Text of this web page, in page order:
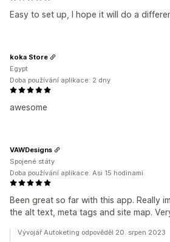
Easy to set up, I hope it will do a
awesome
koka Store
Egypt
Doba používání aplikace: 2 dny
Been great so far with this app. Really
the alt text, meta tags and site map.
VAWDesigns
Spojené státy
Doba používání aplikace: Asi 15 hodinami
Vývojář Autoketing odpověděl 20. srpen 2023